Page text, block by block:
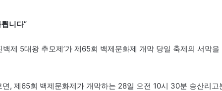
니다”
제 5대왕 추모제’가 제65회 백제문화제 개막 당일 축제의 서막을
, 제65회 백제문화제가 개막하는 28일 오전 10시 30분 송산리고